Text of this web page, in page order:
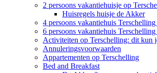
2 persoons vakantiehuisje op
Huisregels huisje de Akker
4 persoons vakantiehuis
6 persoons vakantiehuis
Activiteiten op Terschelling: dit kun
Annuleringsvoorwaarden
Appartementen op Terschelling
Bed and Breakfast